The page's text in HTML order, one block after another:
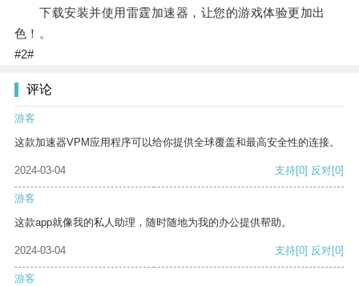
下载安装并使用雷霆加速器，让您的游戏体验更加出
色！。
#2#
评论
游客
这款加速器VPM应用程序可以给你提供全球覆盖和最高安全性的连接。
2024-03-04 支持[0] 反对[0]
游客
这款app就像我的私人助理，随时随地为我的办公提供帮助。
2024-03-04 支持[0] 反对[0]
游客